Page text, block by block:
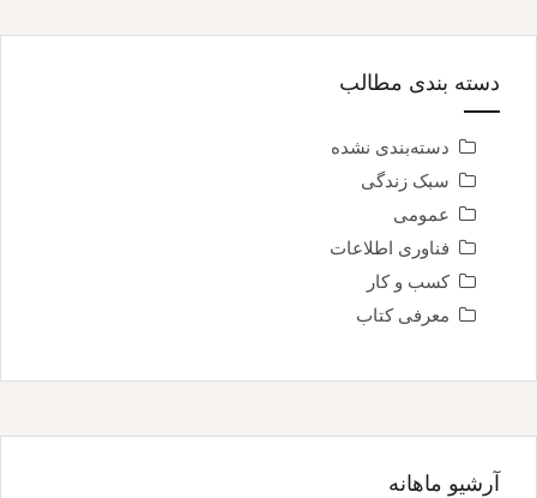
دسته بندی مطالب
دسته‌بندی نشده
سبک زندگی
عمومی
فناوری اطلاعات
کسب و کار
معرفی کتاب
آرشیو ماهانه